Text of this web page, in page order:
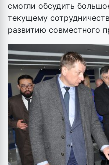
смогли обсудить
текущему
развитию совместного